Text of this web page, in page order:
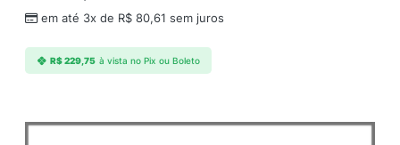
em até 3x de R$ 80,61 sem juros
R$229,75 à vista no Pix ou Boleto